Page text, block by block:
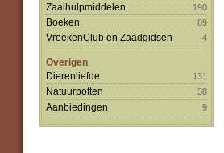
Zaaihulpmiddelen 190
Boeken 89
VreekenClub en Zaadgidsen 4
Overigen
Dierenliefde
131
Natuurpotten 38
Aanbiedingen 9